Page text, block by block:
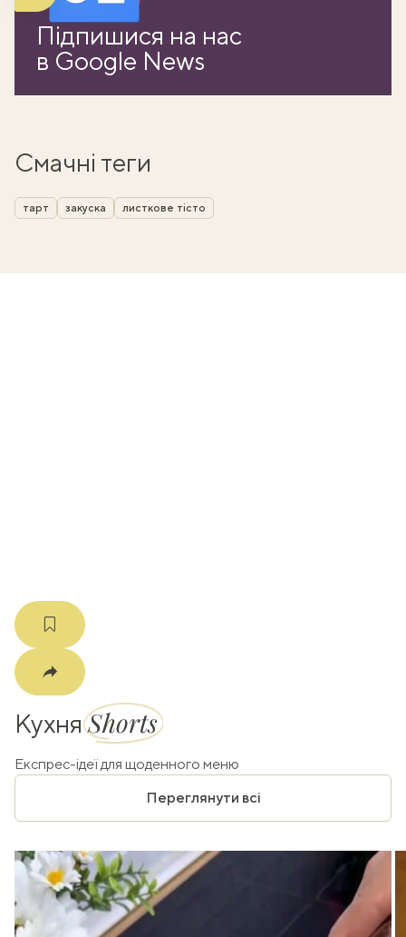
Підпишися на нас
в Google News
Смачні теги
тарт закуска листкове тісто
КухняShorts
Експрес-ідеї для щоденного меню
Переглянути всі